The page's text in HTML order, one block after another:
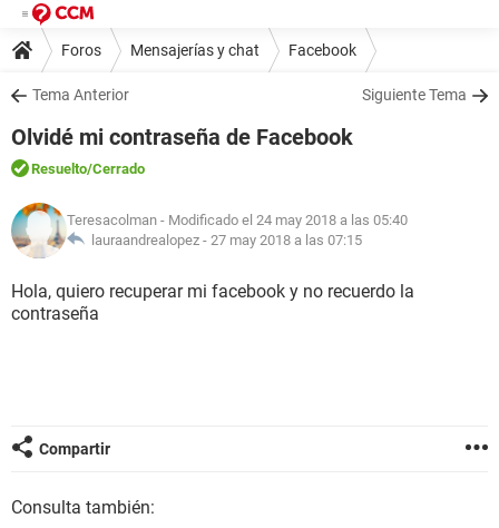
Foros Mensajerías y chat Facebook
Tema Anterior Siguiente Tema
Olvidé mi contraseña de Facebook
Resuelto/Cerrado
Teresacolman - Modificado el 24 may 2018 a las 05:40
lauraandrealopez - 27 may 2018 a las 07:15
Hola, quiero recuperar mi facebook y no recuerdo la
contraseña
Compartir
Consulta también: